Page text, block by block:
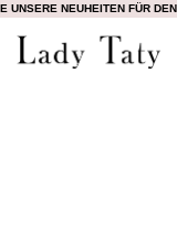
UNSERE NEUHEITEN FÜR
Lady Taty